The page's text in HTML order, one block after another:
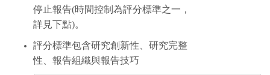
停止報告(時間控制為評分標準之一，
詳見下點)。
評分標準包含研究創新性、研究完整
性、報告組織與報告技巧